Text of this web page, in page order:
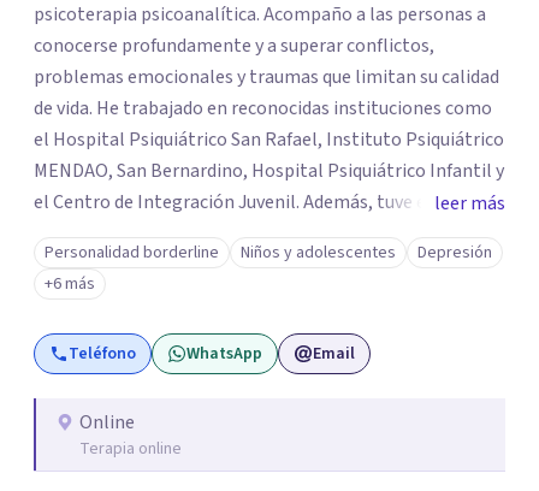
psicoterapia psicoanalítica. Acompaño a las personas a
conocerse profundamente y a superar conflictos,
problemas emocionales y traumas que limitan su calidad
de vida. He trabajado en reconocidas instituciones como
el Hospital Psiquiátrico San Rafael, Instituto Psiquiátrico
MENDAO, San Bernardino, Hospital Psiquiátrico Infantil y
el Centro de Integración Juvenil. Además, tuve el
privilegio de colaborar en comunidades como Olivar del
Conde y Xochimilco, lo que me permitió conocer diversas
realidades y necesidades.
leer más
Personalidad borderline Niños y adolescentes
Depresión
+6 más
Teléfono WhatsApp Email
Online
Terapia online